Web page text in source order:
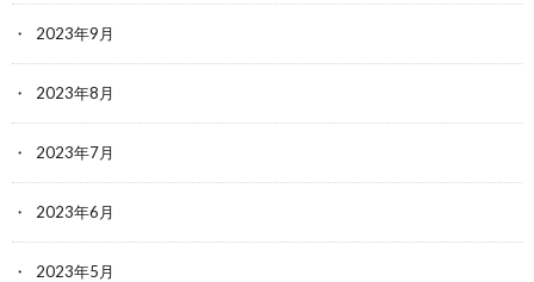
2023年9月
2023年8月
2023年7月
2023年6月
2023年5月